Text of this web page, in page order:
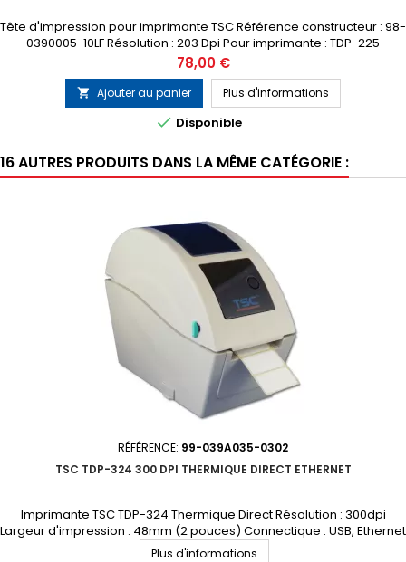
Tête d'impression pour imprimante TSC Référence constructeur : 98-
0390005-10LF Résolution : 203 Dpi Pour imprimante : TDP-225
Prix
78,00 €
 Ajouter au panier Plus d'informations
 Disponible
16 AUTRES PRODUITS DANS LA MÊME CATÉGORIE :
RÉFÉRENCE: 99-039A035-0302
TSC TDP-324 300 DPI THERMIQUE DIRECT ETHERNET
Imprimante TSC TDP-324 Thermique Direct Résolution : 300dpi
Largeur d'impression : 48mm (2 pouces) Connectique : USB, Ethernet
Demandez votre devis personnalisé
Plus d'informations